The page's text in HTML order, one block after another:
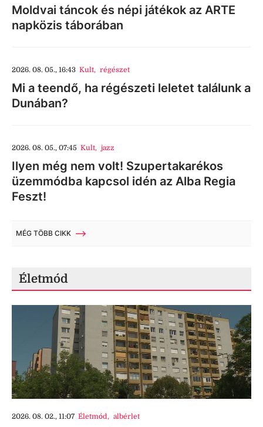
Moldvai táncok és népi játékok az ARTE
napközis táborában
2026. 08. 05., 16:43 Kult, régészet
Mi a teendő, ha régészeti leletet találunk a
Dunában?
2026. 08. 05., 07:45 Kult, jazz
Ilyen még nem volt! Szupertakarékos
üzemmódba kapcsol idén az Alba Regia
Feszt!
MÉG TÖBB CIKK
Életmód
2026. 08. 02., 11:07 Életmód, albérlet